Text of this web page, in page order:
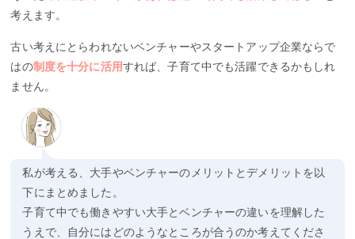
考えます。
古い考えにとらわれないベンチャーやスタートアップ企業ならで
はの制度を十分に活用すれば、子育て中でも活躍できるかもしれ
ません。
私が考える、大手やベンチャーのメリットとデメリットを以
下にまとめました。
子育て中でも働きやすい大手とベンチャーの違いを理解した
うえで、自分にはどのようなところが合うのか考えてくださ